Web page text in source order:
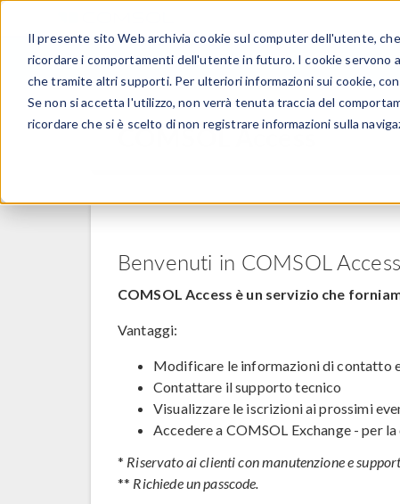
Il presente sito Web archivia cookie sul computer dell'utente,
ricordare i comportamenti dell'utente in futuro. I cookie servono
che tramite altri supporti. Per ulteriori informazioni sui cookie,
Se non si accetta l'utilizzo, non verrà tenuta traccia del
ricordare che si è scelto di non registrare informazioni sulla
PRODOTTI
COMSOL Access
Benvenuti in COMSOL Access
COMSOL Access è un servizio che
Vantaggi:
Modificare le informazioni di contatto
Contattare il supporto tecnico
Visualizzare le iscrizioni ai prossimi
Accedere a COMSOL Exchange - per
* Riservato ai clienti con manutenzione e
** Richiede un passcode.